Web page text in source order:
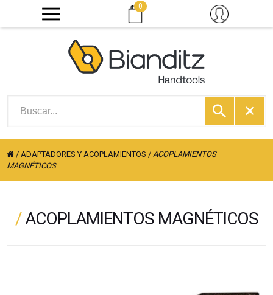
0
/ ADAPTADORES Y ACOPLAMIENTOS / ACOPLAMIENTOS
MAGNÉTICOS
/ACOPLAMIENTOS MAGNÉTICOS